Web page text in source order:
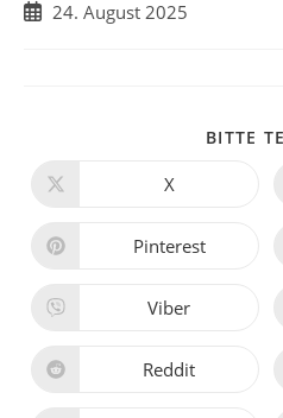
24. August 2025
BITTE
X
Pinterest
Viber
Reddit